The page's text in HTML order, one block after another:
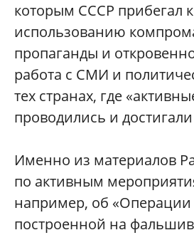
которым СССР прибегал к
использованию
пропаганды и
работа с СМИ и
тех странах, где
проводились и достигали
Именно из материалов
по активным
например, об
построенной на